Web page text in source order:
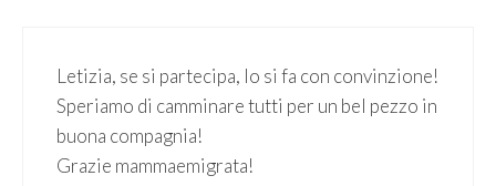
Letizia, se si partecipa, lo si fa con convinzione!
Speriamo di camminare tutti per un bel pezzo in
buona compagnia!
Grazie mammaemigrata!